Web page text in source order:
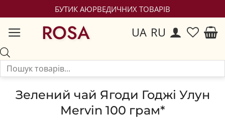
БУТИК АЮРВЕДИЧНИХ ТОВАРІВ
ROSA UA RU
Зелений чай Ягоди Годжі Улун
Mervin 100 грам*